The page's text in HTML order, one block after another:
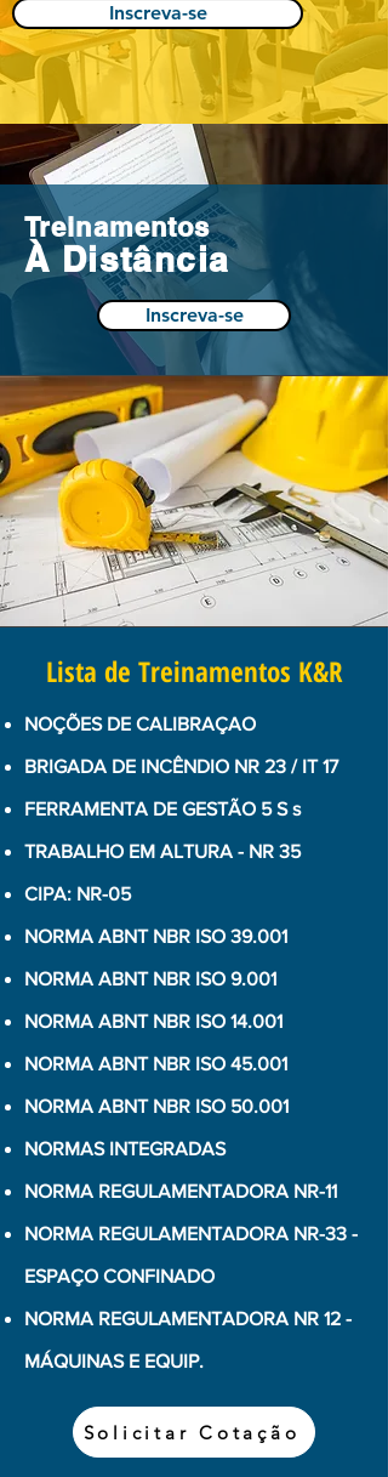
Inscreva-se
Treinamentos
À Distância
Inscreva-se
Lista de Treinamentos K&R
NOÇÕES DE CALIBRAÇAO
BRIGADA DE INCÊNDIO NR 23 / IT 17
FERRAMENTA DE GESTÃO 5 S s
TRABALHO EM ALTURA - NR 35
CIPA: NR-05
NORMA ABNT NBR ISO 39.001
NORMA ABNT NBR ISO 9.001
NORMA ABNT NBR ISO 14.001
NORMA ABNT NBR ISO 45.001
NORMA ABNT NBR ISO 50.001
NORMAS INTEGRADAS
NORMA REGULAMENTADORA NR-11
NORMA REGULAMENTADORA NR-33 -
ESPAÇO CONFINADO
NORMA REGULAMENTADORA NR 12 -
MÁQUINAS E EQUIP.
Solicitar Cotação